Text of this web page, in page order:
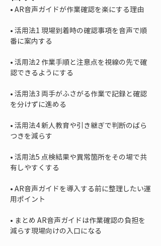
•
• 活用法1 現場到着時の確認事項を音声で順
• 活用法2 作業手順と注意点を視線の先で確
• 活用法3 両手がふさがる作業で記録と確認
• 活用法4 新人教育や引き継ぎで判断のばら
• 活用法5 点検結果や異常箇所をその場で共
• AR音声ガイドを導入する前に整理したい運
• まとめ AR音声ガイドは作業確認の負担を
減らす現場向けの入口になる